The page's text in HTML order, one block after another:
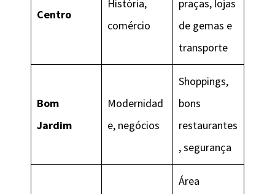
Centro
História,
comércio
praças, lojas
de gemas e
transporte
Bom
Jardim
Modernidad
e, negócios
Shoppings,
bons
restaurantes
, segurança
Área